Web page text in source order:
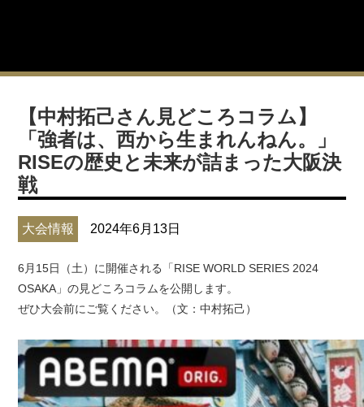
【中村拓己さん見どころコラム】
「強者は、西から生まれんねん。」
RISEの歴史と未来が詰まった大阪決
戦
大会情報 2024年6月13日
6月15日（土）に開催される「RISE WORLD SERIES 2024
OSAKA」の見どころコラムを公開します。
ぜひ大会前にご覧ください。（文：中村拓己）